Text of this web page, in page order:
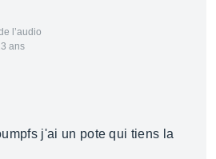
l’audio
ans
j'ai un pote qui tiens la